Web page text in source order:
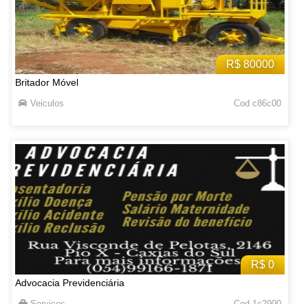
R$ 80000
Britador Móvel
Veiculos Cod c86c00
R$ 0
Advocacia Previdenciária